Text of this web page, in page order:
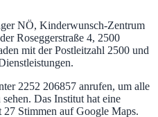
NÖ, Kinderwunsch-Zentrum
Roseggerstraße 4, 2500
mit der Postleitzahl 2500 und
2252 206857 anrufen, um alle
Das Institut hat eine
Stimmen auf Google Maps.